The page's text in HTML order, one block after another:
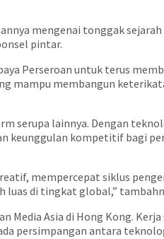
mengenai tonggak
pintar.
Perseroan untuk terus
mampu membangun
serupa lainnya. Dengan
kompetitif bagi
mempercepat siklus
luas di tingkat global,”
Asia di Hong Kong.
persimpangan antara